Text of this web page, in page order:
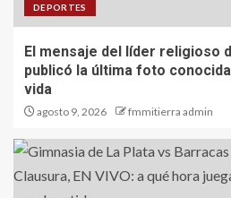
DEPORTES
El mensaje del líder religioso
publicó la última foto
vida
agosto 9, 2026 fmmitierra admin